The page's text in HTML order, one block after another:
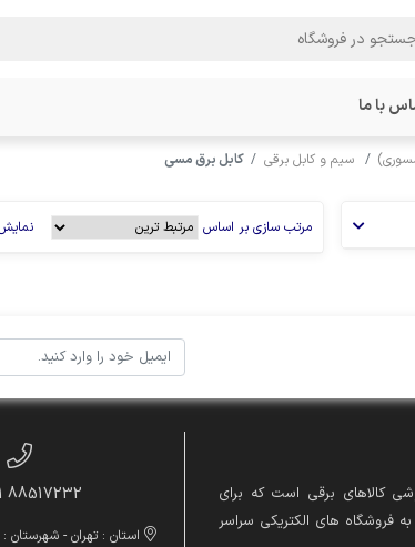
با ما
سیم و کابل برقی کابل برق مسی
مرتب سازی بر اساس
کالاهای برقی است که برای
فروشگاه های الکتریکی سراسر
88517232 21 98+
استان : تهران -